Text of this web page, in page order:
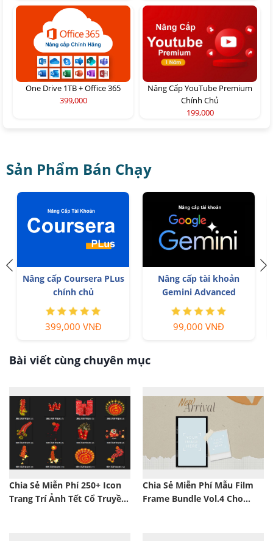
One Drive 1TB + Office 365
399,000
Nâng Cấp YouTube Premium
Chính Chủ
199,000
Sản Phẩm Bán Chạy
Nâng cấp Coursera PLus
chính chủ
399,000 VNĐ
Nâng cấp tài khoản
Gemini Advanced
99,000 VNĐ
Bài viết cùng chuyên mục
Chia Sẻ Miễn Phí 250+ Icon
Trang Trí Ảnh Tết Cổ Truyền
Chia Sẻ Miễn Phí Mẫu Film
Frame Bundle Vol.4 Cho